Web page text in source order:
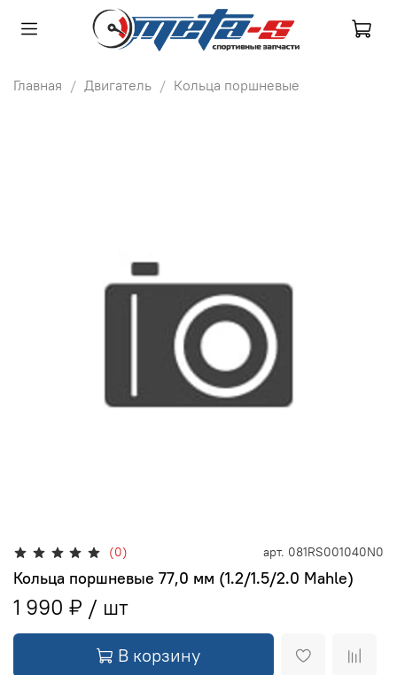
Главная Двигатель Кольца поршневые
(0) арт. 081RS001040N0
Кольца поршневые 77,0 мм (1.2/1.5/2.0 Mahle)
1 990 ₽
В корзину